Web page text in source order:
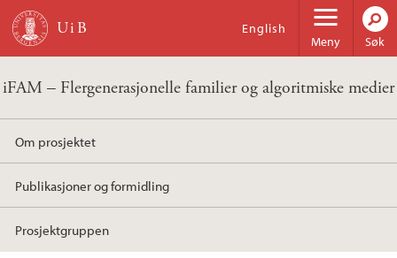
Hopp til hovedinnhold
Meny
English
Søk
iFAM – Flergenerasjonelle familier og algoritmiske medier
Om prosjektet
Publikasjoner og formidling
Prosjektgruppen